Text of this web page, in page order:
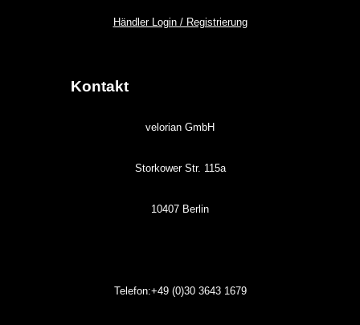
Händler Login / Registrierung
Kontakt
velorian GmbH
Storkower Str. 115a
10407 Berlin
Telefon:+49 (0)3036431679